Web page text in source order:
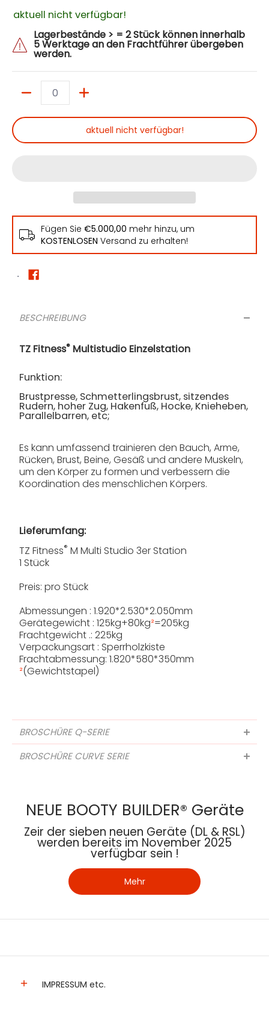
aktuell nicht verfügbar!
Lagerbestände > = 2 Stück können innerhalb
5 Werktage an den Frachtführer übergeben
werden.
aktuell nicht verfügbar!
Fügen Sie €5.000,00 mehr hinzu, um
KOSTENLOSEN Versand zu erhalten!
BESCHREIBUNG
TZ Fitness® Multistudio Einzelstation
Funktion:
Brustpresse, Schmetterlingsbrust, sitzendes
Rudern, hoher Zug, Hakenfuß, Hocke, Knieheben,
Parallelbarren, etc;
Es kann umfassend trainieren den Bauch, Arme,
Rücken, Brust, Beine, Gesäß und andere Muskeln,
um den Körper zu formen und verbessern die
Koordination des menschlichen Körpers.
Lieferumfang:
TZ Fitness® M Multi Studio 3er Station
1 Stück
Preis: pro Stück
Abmessungen : 1.920*2.530*2.050mm
Gerätegewicht : 125kg+80kg²=205kg
Frachtgewicht .: 225kg
Verpackungsart : Sperrholzkiste
Frachtabmessung: 1.820*580*350mm
²(Gewichtstapel)
BROSCHÜRE Q-SERIE
BROSCHÜRE CURVE SERIE
NEUE BOOTY BUILDER® Geräte
Zeir der sieben neuen Geräte (DL & RSL)
werden bereits im November 2025
verfügbar sein !
Mehr
IMPRESSUM etc.